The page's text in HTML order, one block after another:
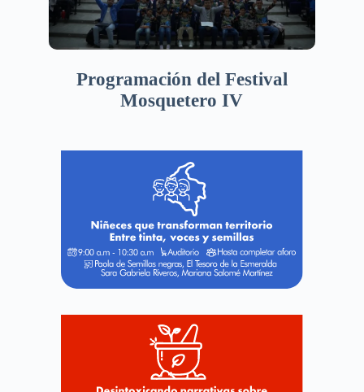
Programación del Festival
Mosquetero IV